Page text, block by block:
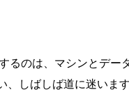
のは、マシンとデ
しばしば道に迷います